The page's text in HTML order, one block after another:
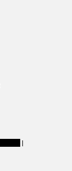
|